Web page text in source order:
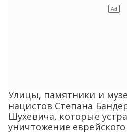
Улицы, памятники и
нацистов Степана
Шухевича, которые
уничтожение